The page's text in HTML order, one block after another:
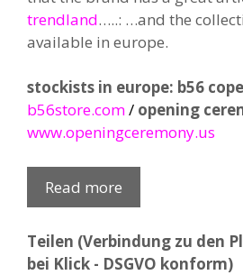
trendland…..: …and the
available in europe.
stockists in europe: b56
b56store.com/ opening
www.openingceremony.us
Read more
Teilen (Verbindung zu den
bei Klick - DSGVO konform)